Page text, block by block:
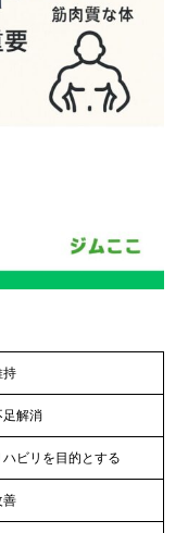
持
足解消
ハビリを目的とする
善